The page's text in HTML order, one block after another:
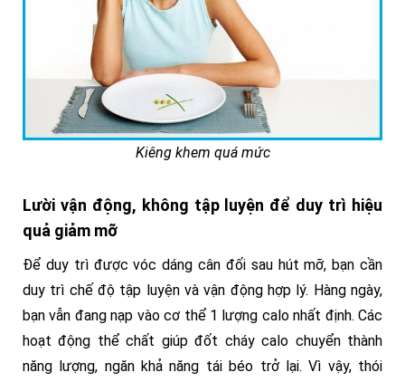
Kiêng khem quá mức
Lười vận động, không tập luyện để duy trì hiệu
quả giảm mỡ
Để duy trì được vóc dáng cân đối sau hút mỡ, bạn cần
duy trì chế độ tập luyện và vận động hợp lý. Hàng ngày,
bạn vẫn đang nạp vào cơ thể 1 lượng calo nhất định. Các
hoạt động thể chất giúp đốt cháy calo chuyển thành
năng lượng, ngăn khả năng tái béo trở lại. Vì vậy, thói